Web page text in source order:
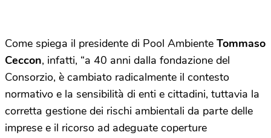
Come spiega il presidente di Pool Ambiente Tommaso
Ceccon, infatti, “a 40 anni dalla fondazione del
Consorzio, è cambiato radicalmente il contesto
normativo e la sensibilità di enti e cittadini, tuttavia la
corretta gestione dei rischi ambientali da parte delle
imprese e il ricorso ad adeguate coperture